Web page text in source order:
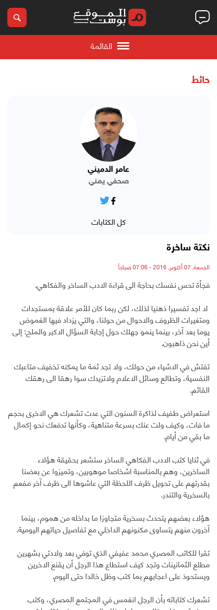
القائمة
حائط
عامر الدميني
صحفي يمني
كل الكتابات
نكتة ساخرة
الجمعة, 07 أكتوبر, 2016 - 07:06 صباحاً
فجأة تحس نفسك بحاجة الى قراءة الادب الساخر والفكاهي.
لا اجد تفسيرا ذهنيا لذلك، لكن ربما كان للأمر علاقة بمستجدات
ومتغيرات الظروف والاحوال من حولنا، والتي يزداد فيها الغموض
يوما بعد آخر، بينما ينمو جهلك حول إجابة السؤال الاكبر والملح: إلى
أين نحن ذاهبون.
تفتش في الاشياء من حولك، ولا تجد ثمة ما يمكنه تخفيف متاعبك
النفسية، وتطالع وسائل الاعلام ولاتزيدك سوا رهقا الى رهقك
القائم.
استعراض طفيف لذاكرة السنون التي عدت تشعرك هي الاخرى بحجم
ما فات، وكيف ولت عنك بسرعة متناهية، وكأنها تدفعك نحو إكمال
ما بقي من أيام.
في ثنايا كتب الادب الفكاهي الساخر ستشعر بحقيقة هؤلاء
الساخرين، وهم بالمناسبة اشخاصا موهوبين، وتميزوا عن بعضنا
بقدرتهم على تحويل ظرف اللحظة التي عاشوها الى ظرف آخر مفعم
بالسخرية والتندر.
هؤلاء بعضهم يتحدث بسخرية متجاوزا ما بداخله من هموم، بينما
آخرون منهم يتساوى مكنونهم الداخلي مع تفاصيل حياتهم اليومية.
تقرا للكاتب المصري محمد عفيفي الذي توفي بعد ولادتي بشهرين
مطلع الثمانينات وتجد كيف استطاع هذا الرجل أن يقنع الاخرين
ويستحوذ على اعجابهم بما كتب وظل خالدا حتى اليوم.
تشعرك كتاباته بأن الرجل انغمس في المجتمع المصري، وكتب